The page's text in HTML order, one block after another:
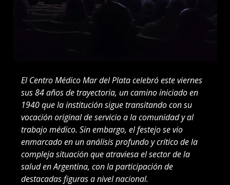
El Centro Médico Mar del Plata celebró este viernes
sus 84 años de trayectoria, un camino iniciado en
1940 que la institución sigue transitando con su
vocación original de servicio a la comunidad y al
trabajo médico. Sin embargo, el festejo se vio
enmarcado en un análisis profundo y crítico de la
compleja situación que atraviesa el sector de la
salud en Argentina, con la participación de
destacadas figuras a nivel nacional.